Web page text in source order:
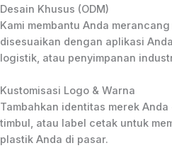
Desain Khusus (ODM)
Kami membantu Anda
disesuaikan dengan aplikasi
logistik, atau penyimpanan
Kustomisasi Logo & Warna
Tambahkan identitas merek
timbul, atau label cetak untuk
plastik Anda di pasar.